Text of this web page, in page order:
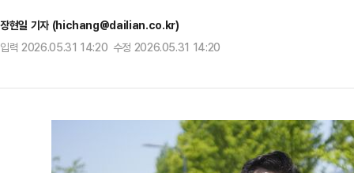
장현일 기자 (hichang@dailian.co.kr)
입력 2026.05.31 14:20 수정 2026.05.31 14:20